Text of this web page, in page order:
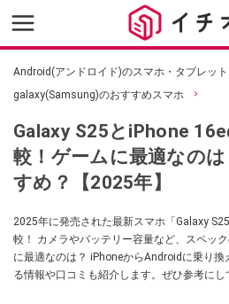
Android(アンドロイド)のスマホ・タブレッ
galaxy(Samsung)のおすすめスマホ
Galaxy S25とiPhone
較！ゲームに最適なの
すめ？【2025年】
2025年に発売された最新スマホ「Galaxy
較！ カメラやバッテリー容量など、スペッ
に最適なのは？ iPhoneからAndroidに乗り
る情報や口コミも紹介します。ぜひ参考にし